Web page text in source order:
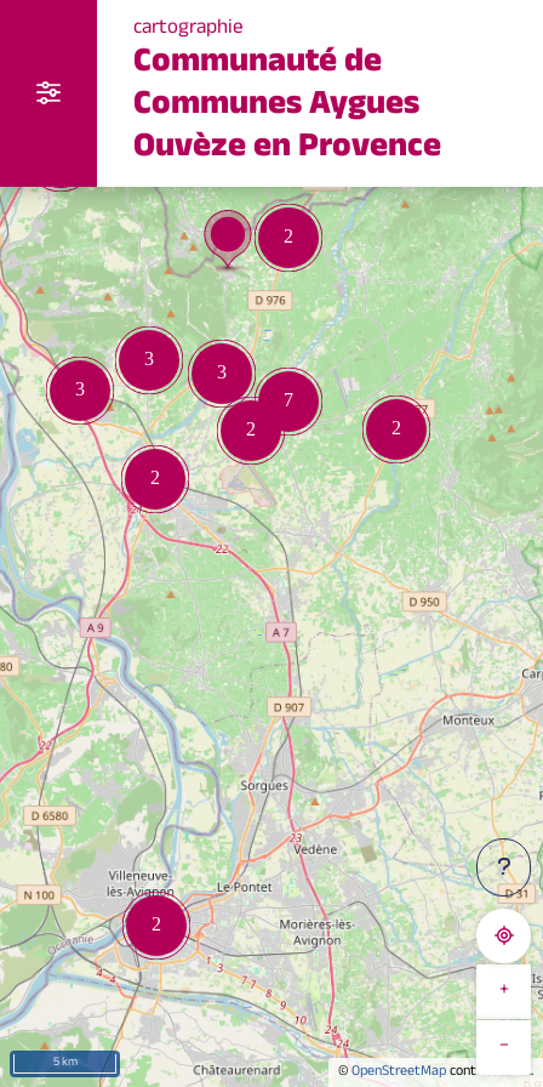
cartographie
Communauté de
Communes Aygues
Ouvèze en Provence
+
−
©OpenStreetMapcontributeurs.
5 km